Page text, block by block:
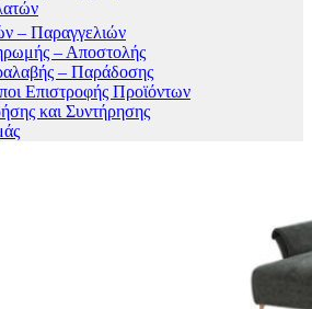
– Παραγγελιών
– Αποστολής
– Παράδοσης
Επιστροφής Προϊόντων
και Συντήρησης